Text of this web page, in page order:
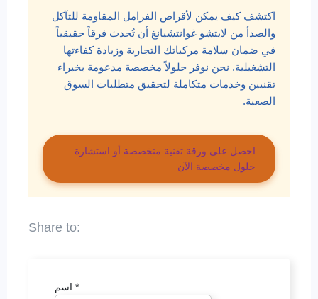
اكتشف كيف يمكن لأقراص الفرامل المقاومة للتآكل
والصدأ من لايتشو غوانتشيانغ أن تُحدث فرقاً حقيقياً
في ضمان سلامة مركباتك التجارية وزيادة كفاءتها
التشغيلية. نحن نوفر حلولاً مخصصة مدعومة بخبراء
تقنيين وخدمات متكاملة لتحقيق متطلبات السوق
الصعبة.
احصل على ورقة تقنية متخصصة أو استشارة
حلول مخصصة الآن
*